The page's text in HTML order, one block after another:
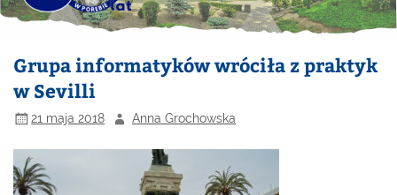
Grupa informatyków wróciła z praktyk
w Sevilli
21 maja 2018 Anna Grochowska